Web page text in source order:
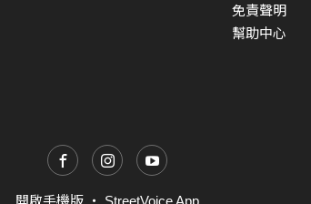
免責聲明
幫助中心
開啟手機版 ・ StreetVoice App